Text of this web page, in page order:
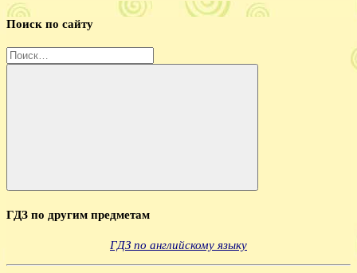
Поиск по сайту
Найти:
Поиск
ГДЗ по другим предметам
ГДЗ по английскому языку